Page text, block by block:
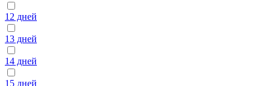
12 дней
13 дней
14 дней
15 дней